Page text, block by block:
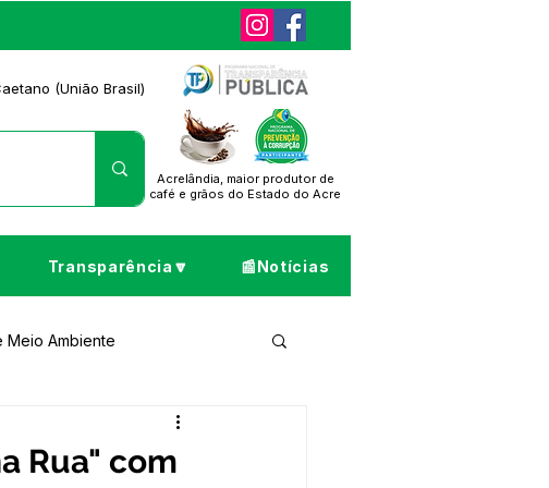
(União Brasil)
Acrelândia, maior produtor de
café e grãos do Estado do Acre
Transparência🔽 📰Notícias
Meio Ambiente
Rua" com